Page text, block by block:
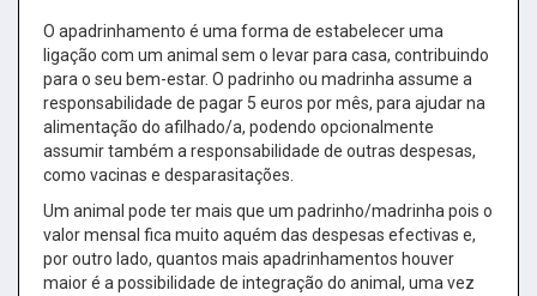
O apadrinhamento é uma forma de estabelecer uma
ligação com um animal sem o levar para casa, contribuindo
para o seu bem-estar. O padrinho ou madrinha assume a
responsabilidade de pagar 5 euros por mês, para ajudar na
alimentação do afilhado/a, podendo opcionalmente
assumir também a responsabilidade de outras despesas,
como vacinas e desparasitações.
Um animal pode ter mais que um padrinho/madrinha pois o
valor mensal fica muito aquém das despesas efectivas e,
por outro lado, quantos mais apadrinhamentos houver
maior é a possibilidade de integração do animal, uma vez